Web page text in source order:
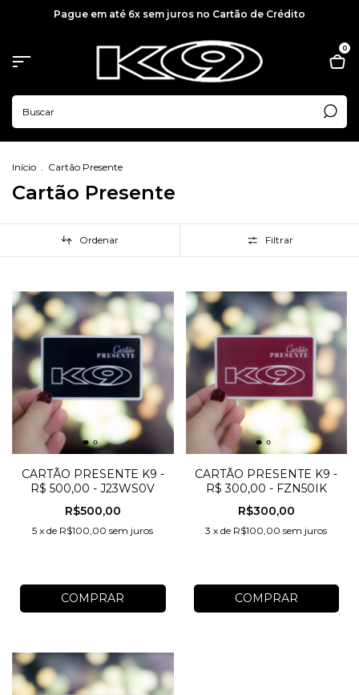
Pague em até 6x sem juros no Cartão de Crédito
0
Início . Cartão Presente
Cartão Presente
Ordenar Filtrar
CARTÃO PRESENTE K9 -
R$ 500,00 - J23WS0V
R$500,00
5 xde R$100,00 sem juros
CARTÃO PRESENTE K9 -
R$ 300,00 - FZN50IK
R$300,00
3 xde R$100,00 sem juros